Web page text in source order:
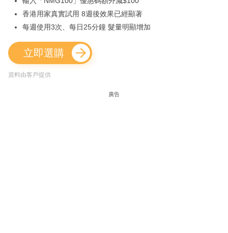
香港用家真實試用 8週後效果已經顯著
每週使用3次、每日25分鐘 髮量明顯增加
立即選購
資料由客戶提供
廣告